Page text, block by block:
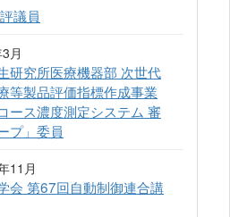
議員
月
研究所医療機器部 次世代
等製品評価指標作成事業
ース濃度測定システム 審
プ」委員
11月
会 第67回自動制御連合講